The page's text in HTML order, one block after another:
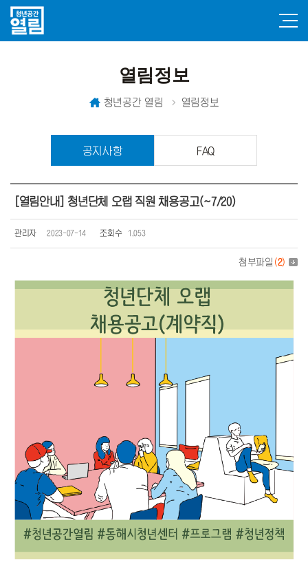
열림정보
청년공간 열림 열림정보
공지사항 FAQ
[열림안내] 청년단체 오랩 직원 채용공고(~7/20)
관리자 2023-07-14 조회수 1,053
첨부파일 (2)